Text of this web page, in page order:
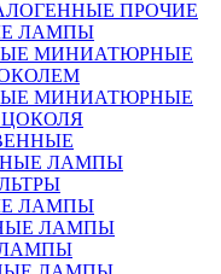
ПРОЧИЕ
ЛАМПЫ
МИНИАТЮРНЫЕ
МИНИАТЮРНЫЕ
ЛАМПЫ
ЛАМПЫ
ЛАМПЫ